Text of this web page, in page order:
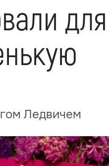
Ледвичем